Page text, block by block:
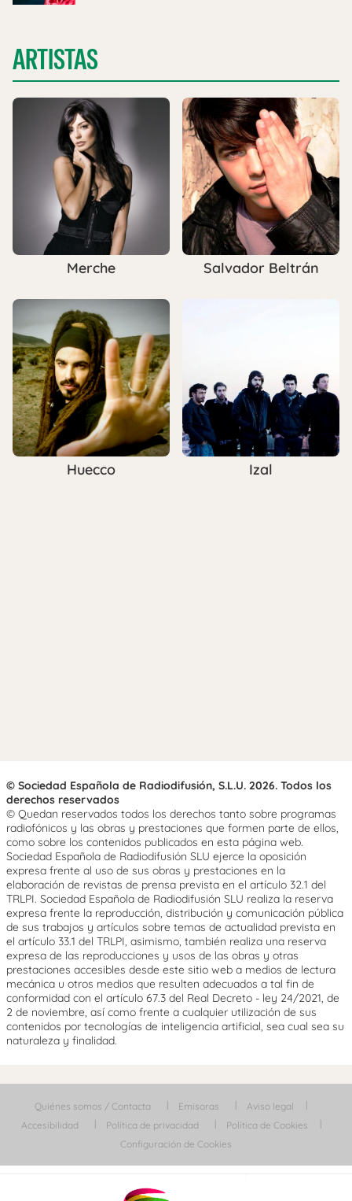
ARTISTAS
Merche Salvador Beltrán
Huecco Izal
© Sociedad Española de Radiodifusión, S.L.U. 2026. Todos los
derechos reservados
© Quedan reservados todos los derechos tanto sobre programas
radiofónicos y las obras y prestaciones que formen parte de ellos,
como sobre los contenidos publicados en esta página web.
Sociedad Española de Radiodifusión SLU ejerce la oposición
expresa frente al uso de sus obras y prestaciones en la
elaboración de revistas de prensa prevista en el artículo 32.1 del
TRLPI. Sociedad Española de Radiodifusión SLU realiza la reserva
expresa frente la reproducción, distribución y comunicación pública
de sus trabajos y artículos sobre temas de actualidad prevista en
el artículo 33.1 del TRLPI, asimismo, también realiza una reserva
expresa de las reproducciones y usos de las obras y otras
prestaciones accesibles desde este sitio web a medios de lectura
mecánica u otros medios que resulten adecuados a tal fin de
conformidad con el artículo 67.3 del Real Decreto - ley 24/2021, de
2 de noviembre, así como frente a cualquier utilización de sus
contenidos por tecnologías de inteligencia artificial, sea cual sea su
naturaleza y finalidad.
Quiénes somos / Contacta Emisoras
Aviso legal
Accesibilidad
Política de privacidad
Política de Cookies
Configuración de Cookies